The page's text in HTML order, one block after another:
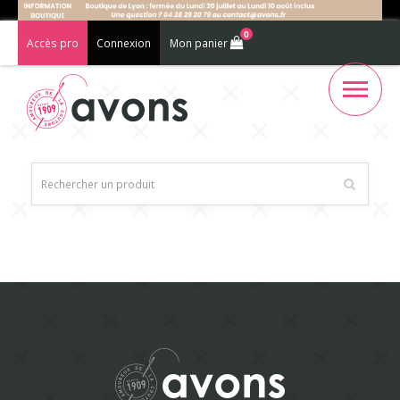
Accès pro Connexion Mon panier
0